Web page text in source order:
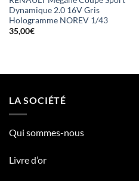
Dynamique 2.0 16V Gris
Hologramme NOREV 1/43
35,00€
LA SOCIÉTÉ
Qui sommes-nous
Livre d’or